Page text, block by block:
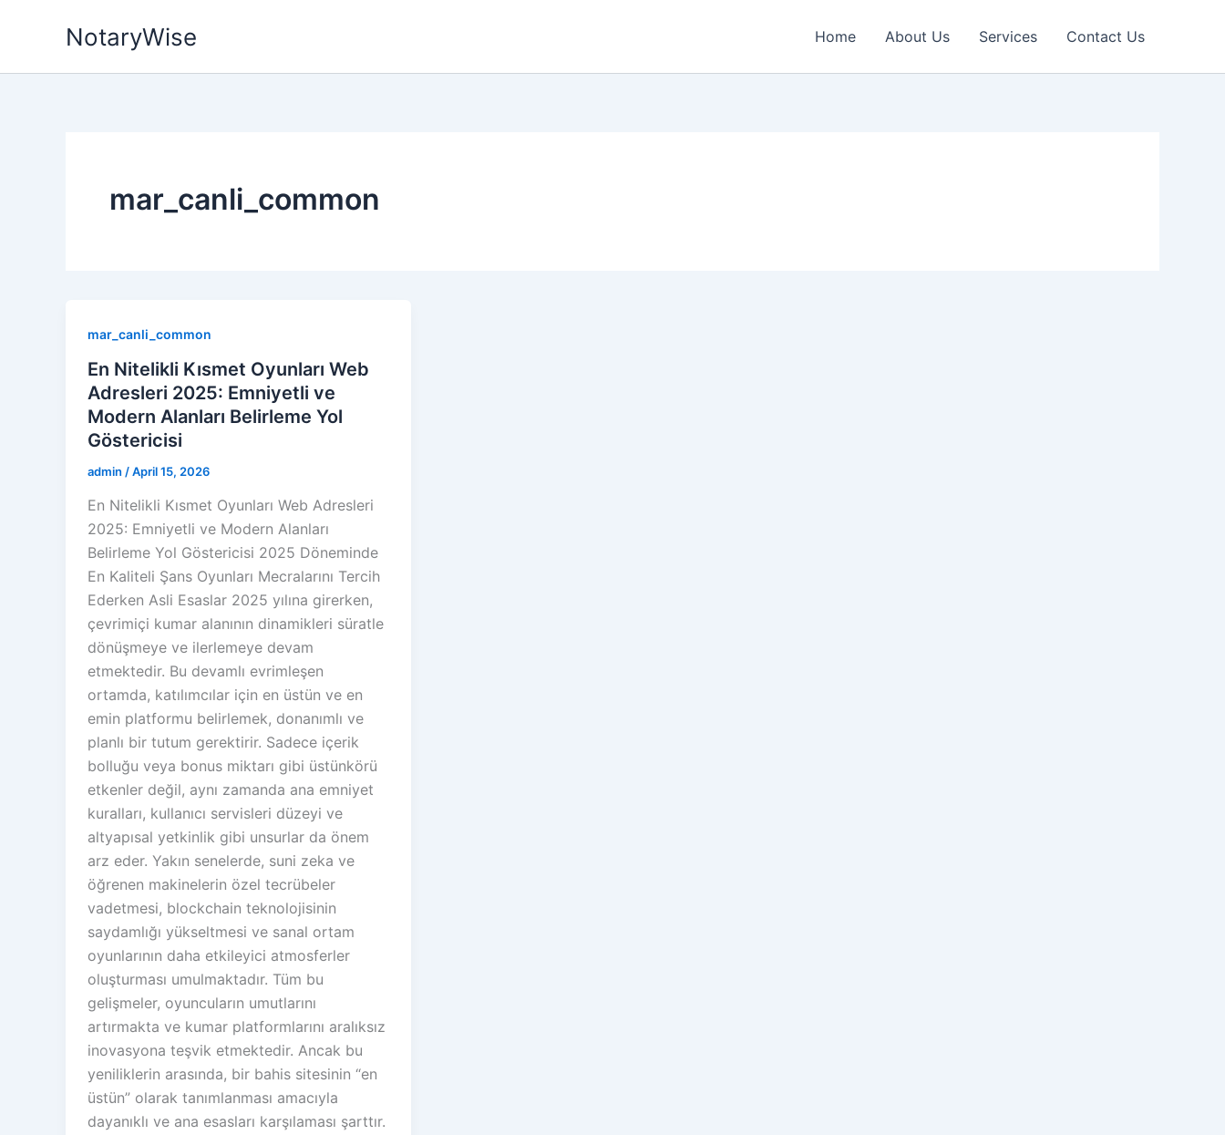
NotaryWise Home About Us Services Contact Us
mar_canli_common
mar_canli_common
En Nitelikli Kısmet Oyunları Web
Adresleri 2025: Emniyetli ve
Modern Alanları Belirleme Yol
Göstericisi
admin /April 15, 2026
En Nitelikli Kısmet Oyunları Web Adresleri
2025: Emniyetli ve Modern Alanları
Belirleme Yol Göstericisi 2025 Döneminde
En Kaliteli Şans Oyunları Mecralarını Tercih
Ederken Asli Esaslar 2025 yılına girerken,
çevrimiçi kumar alanının dinamikleri süratle
dönüşmeye ve ilerlemeye devam
etmektedir. Bu devamlı evrimleşen
ortamda, katılımcılar için en üstün ve en
emin platformu belirlemek, donanımlı ve
planlı bir tutum gerektirir. Sadece içerik
bolluğu veya bonus miktarı gibi üstünkörü
etkenler değil, aynı zamanda ana emniyet
kuralları, kullanıcı servisleri düzeyi ve
altyapısal yetkinlik gibi unsurlar da önem
arz eder. Yakın senelerde, suni zeka ve
öğrenen makinelerin özel tecrübeler
vadetmesi, blockchain teknolojisinin
saydamlığı yükseltmesi ve sanal ortam
oyunlarının daha etkileyici atmosferler
oluşturması umulmaktadır. Tüm bu
gelişmeler, oyuncuların umutlarını
artırmakta ve kumar platformlarını aralıksız
inovasyona teşvik etmektedir. Ancak bu
yeniliklerin arasında, bir bahis sitesinin “en
üstün” olarak tanımlanması amacıyla
dayanıklı ve ana esasları karşılaması şarttır.